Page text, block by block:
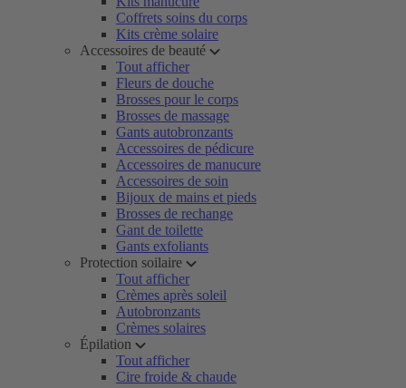
Coffrets soins du corps
Kits crème solaire
Accessoires de beauté
Tout afficher
Fleurs de douche
Brosses pour le corps
Brosses de massage
Gants autobronzants
Accessoires de pédicure
Accessoires de manucure
Accessoires de soin
Bijoux de mains et pieds
Brosses de rechange
Gant de toilette
Gants exfoliants
Protection soilaire
Tout afficher
Crèmes après soleil
Autobronzants
Crèmes solaires
Épilation
Tout afficher
Cire froide & chaude